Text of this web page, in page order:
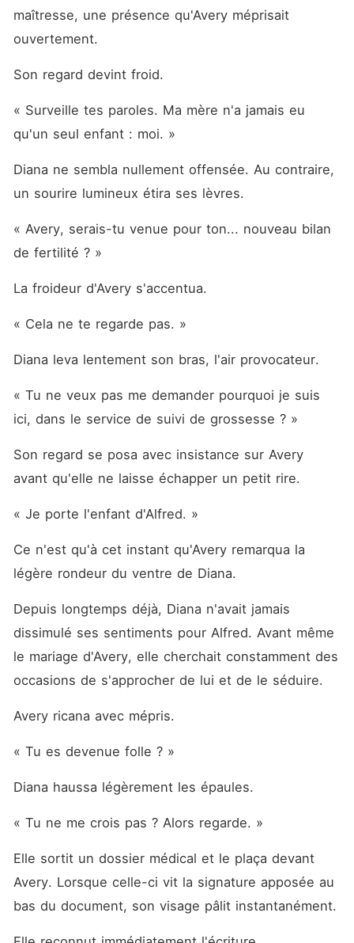
maîtresse, une présence qu'Avery méprisait
ouvertement.
Son regard devint froid.
« Surveille tes paroles. Ma mère n'a jamais eu
qu'un seul enfant : moi. »
Diana ne sembla nullement offensée. Au contraire,
un sourire lumineux étira ses lèvres.
« Avery, serais-tu venue pour ton... nouveau bilan
de fertilité ? »
La froideur d'Avery s'accentua.
« Cela ne te regarde pas. »
Diana leva lentement son bras, l'air provocateur.
« Tu ne veux pas me demander pourquoi je suis
ici, dans le service de suivi de grossesse ? »
Son regard se posa avec insistance sur Avery
avant qu'elle ne laisse échapper un petit rire.
« Je porte l'enfant d'Alfred. »
Ce n'est qu'à cet instant qu'Avery remarqua la
légère rondeur du ventre de Diana.
Depuis longtemps déjà, Diana n'avait jamais
dissimulé ses sentiments pour Alfred. Avant même
le mariage d'Avery, elle cherchait constamment des
occasions de s'approcher de lui et de le séduire.
Avery ricana avec mépris.
« Tu es devenue folle ? »
Diana haussa légèrement les épaules.
« Tu ne me crois pas ? Alors regarde. »
Elle sortit un dossier médical et le plaça devant
Avery. Lorsque celle-ci vit la signature apposée au
bas du document, son visage pâlit instantanément.